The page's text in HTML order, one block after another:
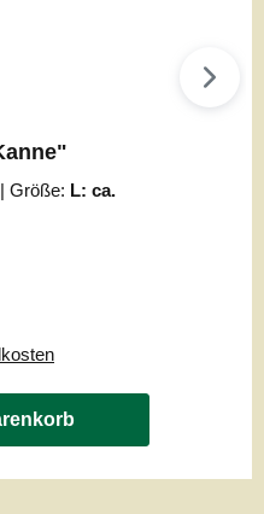
| Größe: L: ca.